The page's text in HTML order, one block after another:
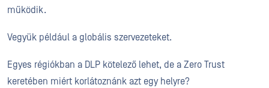
működik.
Vegyük például a globális szervezeteket.
Egyes régiókban a DLP kötelező lehet, de a Zero Trust
keretében miért korlátoznánk azt egy helyre?